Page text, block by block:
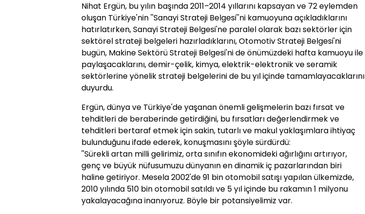
Nihat Ergün, bu yılın başında 2011–2014 yıllarını kapsayan ve 72 eylemden
oluşan Türkiye'nin ''Sanayi Strateji Belgesi''ni kamuoyuna açıkladıklarını
hatırlatırken, Sanayi Strateji Belgesi'ne paralel olarak bazı sektörler için
sektörel strateji belgeleri hazırladıklarını, Otomotiv Strateji Belgesi'ni
bugün, Makine Sektörü Strateji Belgesi'ni de önümüzdeki hafta kamuoyu ile
paylaşacaklarını, demir-çelik, kimya, elektrik-elektronik ve seramik
sektörlerine yönelik strateji belgelerini de bu yıl içinde tamamlayacaklarını
duyurdu.
Ergün, dünya ve Türkiye'de yaşanan önemli gelişmelerin bazı fırsat ve
tehditleri de beraberinde getirdiğini, bu fırsatları değerlendirmek ve
tehditleri bertaraf etmek için sakin, tutarlı ve makul yaklaşımlara ihtiyaç
bulunduğunu ifade ederek, konuşmasını şöyle sürdürdü:
''Sürekli artan milli gelirimiz, orta sınıfın ekonomideki ağırlığını artırıyor,
genç ve büyük nüfusumuzu dünyanın en dinamik iç pazarlarından biri
haline getiriyor. Mesela 2002'de 91 bin otomobil satışı yapılan ülkemizde,
2010 yılında 510 bin otomobil satıldı ve 5 yıl içinde bu rakamın 1 milyonu
yakalayacağına inanıyoruz. Böyle bir potansiyelimiz var.